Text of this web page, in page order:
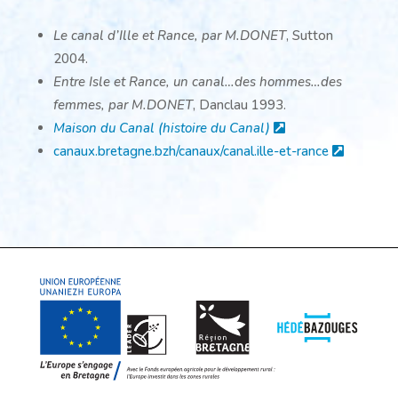
Le canal d’Ille et Rance, par M.DONET, Sutton
2004.
Entre Isle et Rance, un canal…des hommes…des
femmes, par M.DONET, Danclau 1993.
Maison du Canal (histoire du Canal)
canaux.bretagne.bzh/canaux/canal.ille-et-rance